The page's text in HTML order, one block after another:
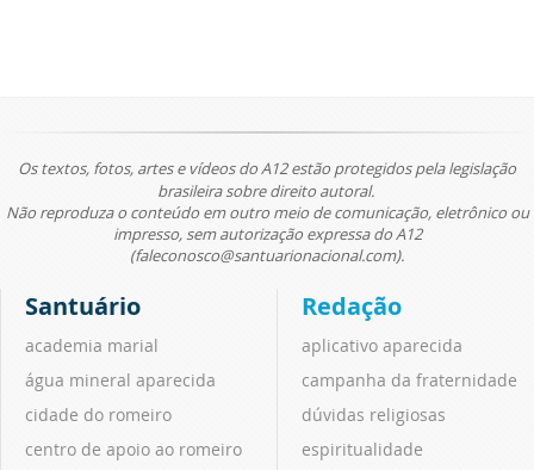
Os textos, fotos, artes e vídeos do A12 estão protegidos pela legislação
brasileira sobre direito autoral.
Não reproduza o conteúdo em outro meio de comunicação, eletrônico ou
impresso, sem autorização expressa do A12
(faleconosco@santuarionacional.com).
Santuário
academia marial
água mineral aparecida
cidade do romeiro
centro de apoio ao romeiro
Redação
aplicativo aparecida
campanha da fraternidade
dúvidas religiosas
espiritualidade